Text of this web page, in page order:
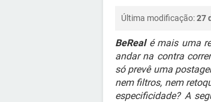
Última modificação:27
BeRealé mais uma
andar na contra
só prevê uma
nem filtros, nem
especificidade? A